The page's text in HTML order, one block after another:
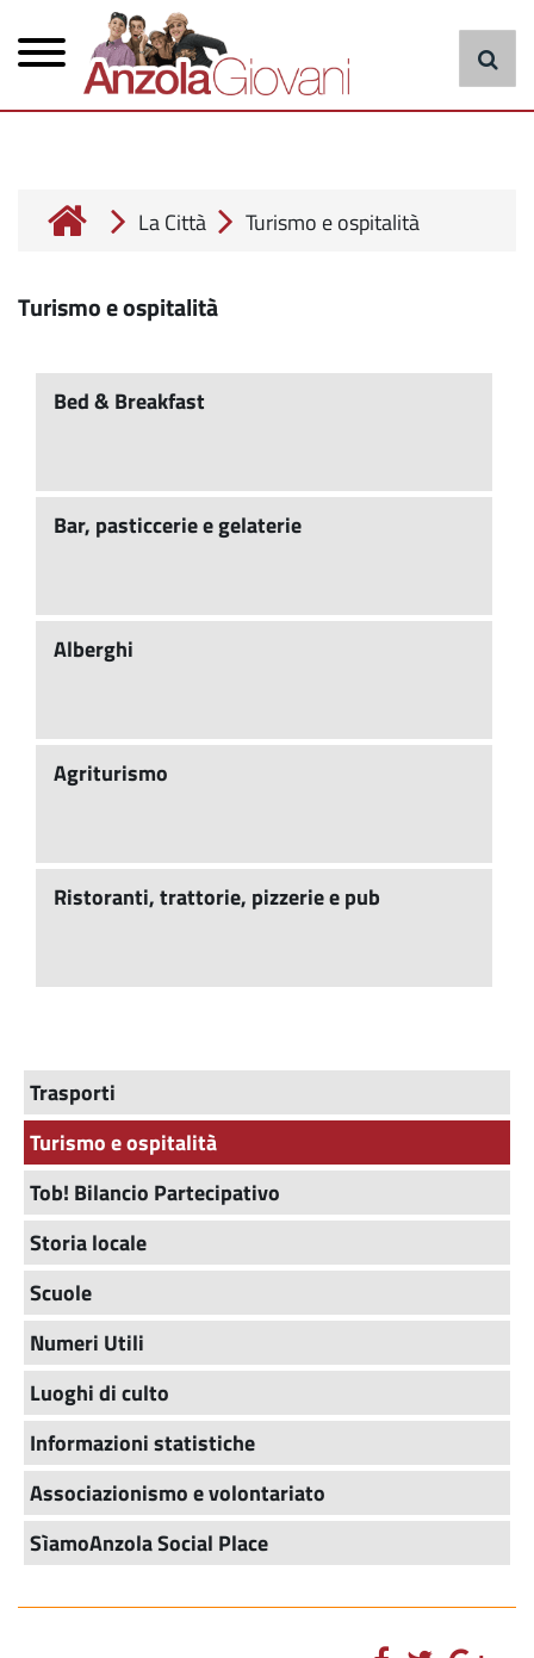
contenuto
principale
principale
cerca
La Città Turismo e ospitalità
Turismo e ospitalità
Bed & Breakfast
Bar, pasticcerie e gelaterie
Alberghi
Agriturismo
Ristoranti, trattorie, pizzerie e pub
Trasporti
Turismo e ospitalità
Tob! Bilancio Partecipativo
Storia locale
Scuole
Numeri Utili
Luoghi di culto
Informazioni statistiche
Associazionismo e volontariato
SìamoAnzola Social Place